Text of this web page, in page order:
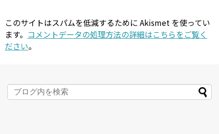
このサイトはスパムを低減するために Akismet を使ってい
ます。 コメントデータの処理方法の詳細はこちらをご覧く
ださい。